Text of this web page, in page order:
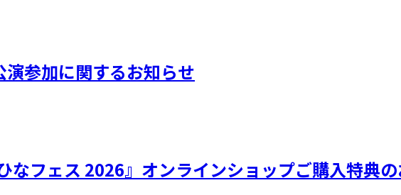
参加に関するお知らせ
フェス 2026』オンラインショップご購入特典